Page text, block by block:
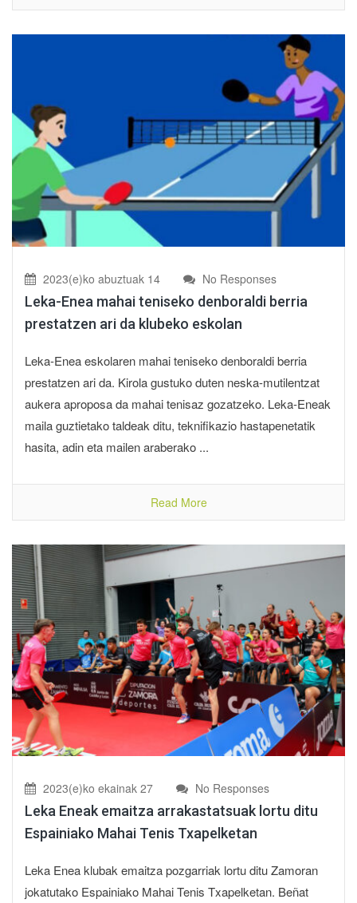
2023(e)ko abuztuak 14 No Responses
Leka-Enea mahai teniseko denboraldi berria
prestatzen ari da klubeko eskolan
Leka-Enea eskolaren mahai teniseko denboraldi berria
prestatzen ari da. Kirola gustuko duten neska-mutilentzat
aukera aproposa da mahai tenisaz gozatzeko. Leka-Eneak
maila guztietako taldeak ditu, teknifikazio hastapenetatik
hasita, adin eta mailen araberako ...
Read More
2023(e)ko ekainak 27 No Responses
Leka Eneak emaitza arrakastatsuak lortu ditu
Espainiako Mahai Tenis Txapelketan
Leka Enea klubak emaitza pozgarriak lortu ditu Zamoran
jokatutako Espainiako Mahai Tenis Txapelketan. Beñat